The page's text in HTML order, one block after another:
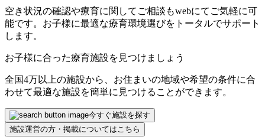
空き状況の確認や療育に関してご相談もwebにてご気軽に可
能です。お子様に最適な療育環境選びをトータルでサポート
します。
お子様に合った療育施設を見つけましょう
全国4万以上の施設から、お住まいの地域や希望の条件に合
わせて最適な施設を簡単に見つけることができます。
今すぐ施設を探す
施設運営の方・掲載についてはこちら